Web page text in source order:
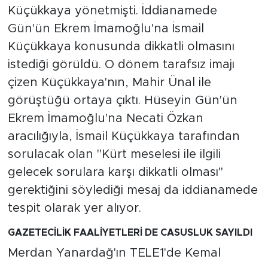
Küçükkaya yönetmişti. İddianamede
Gün'ün Ekrem İmamoğlu'na İsmail
Küçükkaya konusunda dikkatli olmasını
istediği görüldü. O dönem tarafsız imajı
çizen Küçükkaya'nın, Mahir Ünal ile
görüştüğü ortaya çıktı. Hüseyin Gün'ün
Ekrem İmamoğlu'na Necati Özkan
aracılığıyla, İsmail Küçükkaya tarafından
sorulacak olan "Kürt meselesi ile ilgili
gelecek sorulara karşı dikkatli olması"
gerektiğini söylediği mesaj da iddianamede
tespit olarak yer alıyor.
GAZETECİLİK FAALİYETLERİ DE CASUSLUK SAYILDI
Merdan Yanardağ'ın TELE1'de Kemal